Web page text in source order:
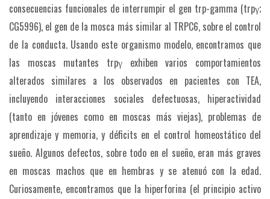
consecuencias funcionales de interrumpir el gen trp-gamma (trpγ;
CG5996), el gen de la mosca más similar al TRPC6, sobre el control
de la conducta. Usando este organismo modelo, encontramos que
las moscas mutantes trpγ exhiben varios comportamientos
alterados similares a los observados en pacientes con TEA,
incluyendo interacciones sociales defectuosas, hiperactividad
(tanto en jóvenes como en moscas más viejas), problemas de
aprendizaje y memoria, y déficits en el control homeostático del
sueño. Algunos defectos, sobre todo en el sueño, eran más graves
en moscas machos que en hembras y se atenuó con la edad.
Curiosamente, encontramos que la hiperforina (el principio activo